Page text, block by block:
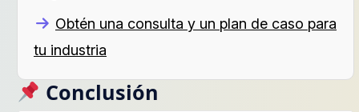
Obtén una consulta y un plan de caso para
tu industria
Conclusión